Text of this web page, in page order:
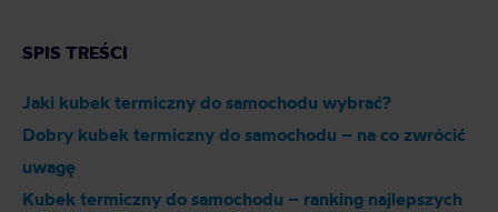
SPIS TREŚCI
Jaki kubek termiczny do samochodu wybrać?
Dobry kubek termiczny do samochodu – na co zwrócić
uwagę
Kubek termiczny do samochodu – ranking najlepszych